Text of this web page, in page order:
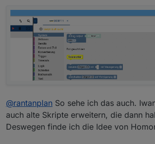
@rantanplan So sehe ich das auch.
auch alte Skripte erweitern, die dann
Deswegen finde ich die Idee von